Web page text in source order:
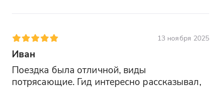
13 ноября 2025
Иван
Поездка была отличной, виды
потрясающие. Гид интересно рассказывал,